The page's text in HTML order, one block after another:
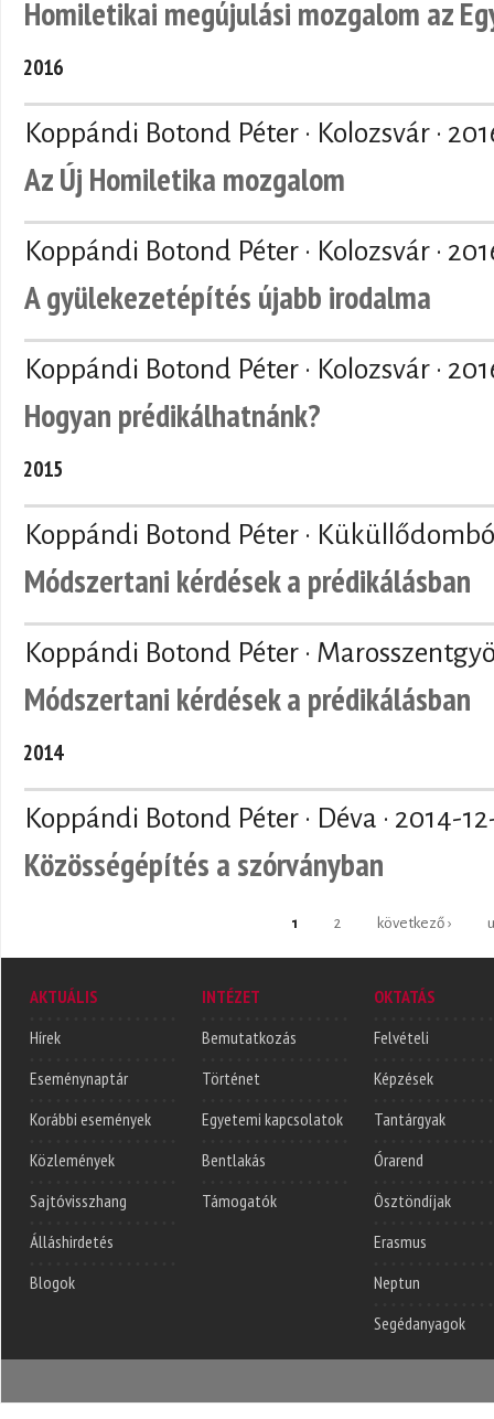
Homiletikai megújulási mozgalom az
2016
Koppándi Botond Péter · Kolozsvár ·
Az Új Homiletika mozgalom
Koppándi Botond Péter · Kolozsvár ·
A gyülekezetépítés újabb irodalma
Koppándi Botond Péter · Kolozsvár ·
Hogyan prédikálhatnánk?
2015
Koppándi Botond Péter ·
Módszertani kérdések a prédikálásban
Koppándi Botond Péter ·
Módszertani kérdések a prédikálásban
2014
Koppándi Botond Péter · Déva · 2014-
Közösségépítés a szórványban
1 2 következő ›
AKTUÁLIS
Hírek
Eseménynaptár
Korábbi események
Közlemények
Sajtóvisszhang
Álláshirdetés
Blogok
INTÉZET
Bemutatkozás
Történet
Egyetemi kapcsolatok
Bentlakás
Támogatók
OKTATÁS
Felvételi
Képzések
Tantárgyak
Órarend
Ösztöndíjak
Erasmus
Neptun
Segédanyagok